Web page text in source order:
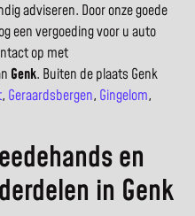
adviseren. Door onze goede
een vergoeding voor u auto
op met
Genk. Buiten de plaats Genk
, Geraardsbergen, Gingelom,
en
in Genk